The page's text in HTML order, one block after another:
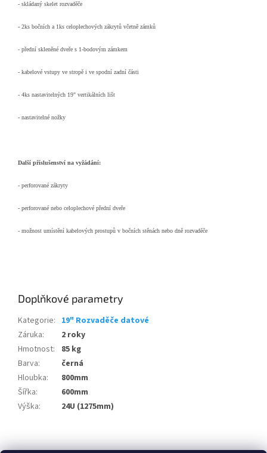
- skládaný skelet rozvaděče
- 2ks bočních a 1ks celoplechových zákrytů včetně zámků
- přední skleněné dveře s 1-bodovým zámkem
- kabelové vstupy ve stropě i ve spodní zadní části
- 4ks nastavitelných 19" vertikálních lišt
- nastavitelné nožky
Další příslušenství na vyžádání:
- perforované zákryty
- perforované nebo celoplechové přední dveře
- možnost umístění kabelových prostupů v bočních stěnách nebo dně rozvaděče
Doplňkové parametry
Kategorie: 19" Rozvaděče datové
Záruka:
2 roky
Hmotnost:
85 kg
Barva:
černá
Hloubka:
800mm
Šířka:
600mm
Výška: 24U (1275mm)